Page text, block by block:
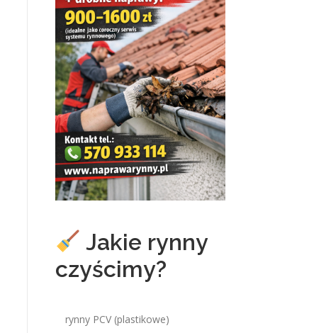
Jakie rynny
czyścimy?
rynny PCV (plastikowe)